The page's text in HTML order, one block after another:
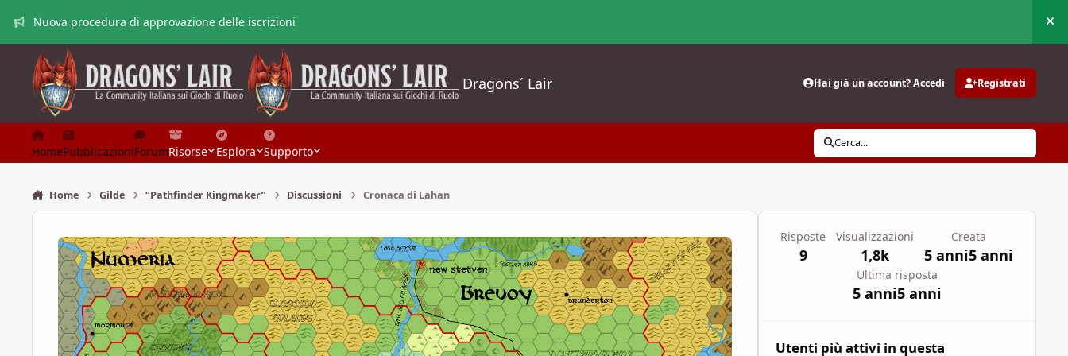
Nuova procedura di approvazione delle iscrizioni
Dragons´ Lair Hai già un account? Accedi Registrati
HomePubblicazioniForumRisorse Esplora Supporto
Cerca...
Home Gilde “Pathfinder Kingmaker” Discussioni Cronaca di Lahan
Risposte
9
Visualizzazioni
1,8k
Creata
5 anni5 anni
Ultima risposta
5 anni5 anni
Utenti più attivi in questa